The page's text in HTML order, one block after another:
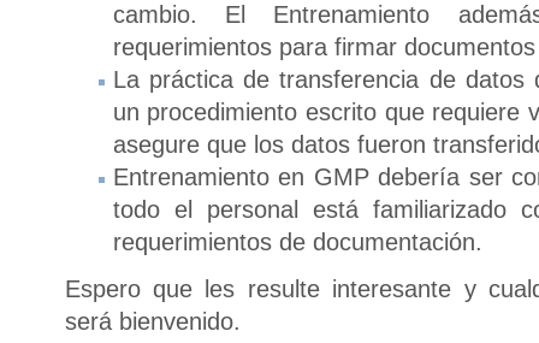
cambio. El Entrenamiento
requerimientos para firmar
La práctica de transferencia de datos
un procedimiento escrito que requiere
asegure que los datos fueron
Entrenamiento en GMP debería ser
todo el personal está familiarizado
requerimientos de documentación.
Espero que les resulte interesante y
será bienvenido.